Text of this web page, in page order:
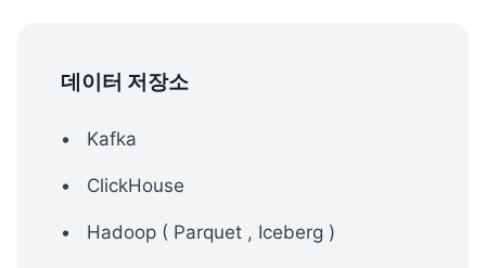
데이터 저장소
Kafka
ClickHouse
Hadoop ( Parquet , Iceberg )